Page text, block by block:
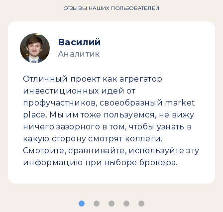
ОТЗЫВЫ НАШИХ ПОЛЬЗОВАТЕЛЕЙ
Василий
Аналитик
Отличный проект как агрегатор
инвестиционных идей от
профучастников, своеобразный market
place. Мы им тоже пользуемся, не вижу
ничего зазорного в том, чтобы узнать в
какую сторону смотрят коллеги.
Смотрите, сравнивайте, используйте эту
информацию при выборе брокера.